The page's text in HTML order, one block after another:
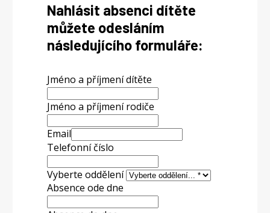
Nahlásit absenci dítěte
můžete odesláním
následujícího formuláře:
Jméno a příjmení dítěte
Jméno a příjmení rodiče
Email
Telefonní číslo
Vyberte oddělení
Absence ode dne